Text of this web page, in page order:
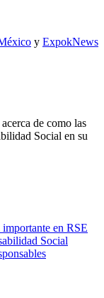
y ExpokNews
de como las
Social en su
importante en RSE
Social